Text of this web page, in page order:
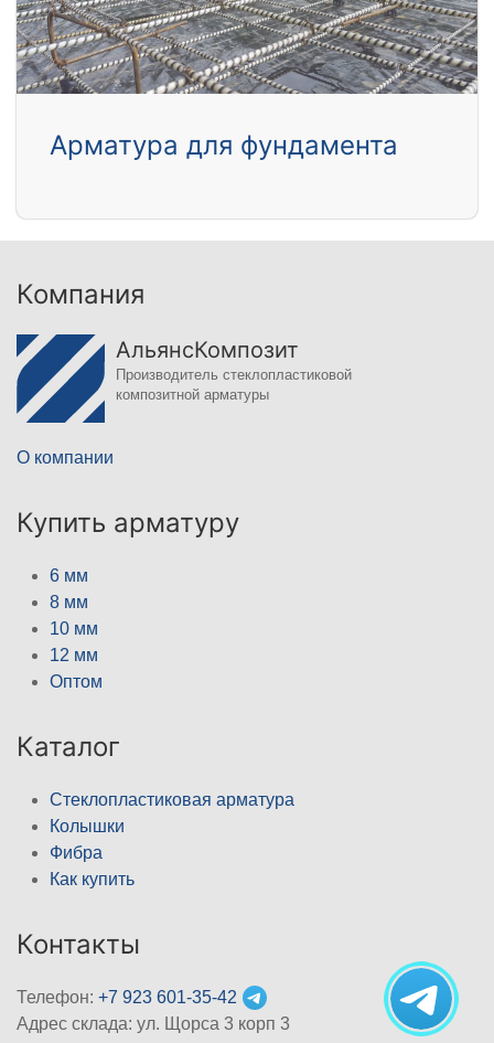
Арматура для фундамента
Компания
АльянсКомпозит
Производитель стеклопластиковой
композитной арматуры
О компании
Купить арматуру
6 мм
8 мм
10 мм
12 мм
Оптом
Каталог
Стеклопластиковая арматура
Колышки
Фибра
Как купить
Контакты
Телефон: +7 923 601-35-42
Адрес склада: ул. Щорса 3 корп 3